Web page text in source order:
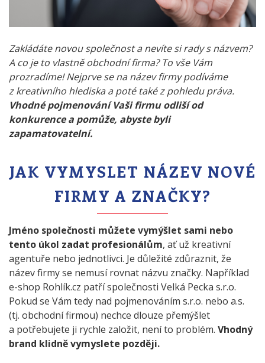
Zakládáte novou společnost a nevíte si rady s názvem?
A co je to vlastně obchodní firma? To vše Vám
prozradíme! Nejprve se na název firmy podíváme
z kreativního hlediska a poté také z pohledu práva.
Vhodné pojmenování Vaši firmu odliší od
konkurence a pomůže, abyste byli
zapamatovatelní.
JAK VYMYSLET NÁZEV NOVÉ
FIRMY A ZNAČKY?
Jméno společnosti můžete vymýšlet sami nebo
tento úkol zadat profesionálům, ať už kreativní
agentuře nebo jednotlivci. Je důležité zdůraznit, že
název firmy se nemusí rovnat názvu značky. Například
e-shop Rohlík.cz patří společnosti Velká Pecka s.r.o.
Pokud se Vám tedy nad pojmenováním s.r.o. nebo a.s.
(tj. obchodní firmou) nechce dlouze přemýšlet
a potřebujete ji rychle založit, není to problém. Vhodný
brand klidně vymyslete později.